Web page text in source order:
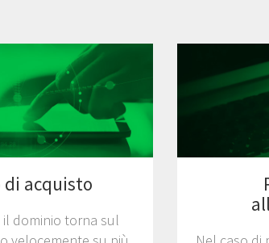
acquisto
il dominio torna sul